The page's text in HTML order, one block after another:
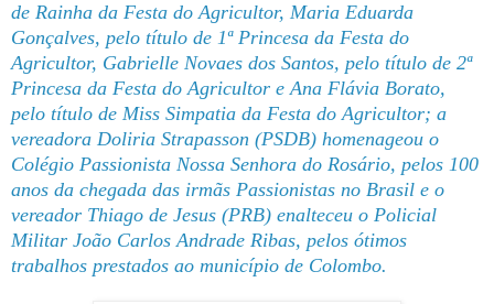
de Rainha da Festa do Agricultor, Maria Eduarda
Gonçalves, pelo título de 1ª Princesa da Festa do
Agricultor, Gabrielle Novaes dos Santos, pelo título de 2ª
Princesa da Festa do Agricultor e Ana Flávia Borato,
pelo título de Miss Simpatia da Festa do Agricultor; a
vereadora Doliria Strapasson (PSDB) homenageou o
Colégio Passionista Nossa Senhora do Rosário, pelos 100
anos da chegada das irmãs Passionistas no Brasil e o
vereador Thiago de Jesus (PRB) enalteceu o Policial
Militar João Carlos Andrade Ribas, pelos ótimos
trabalhos prestados ao município de Colombo.